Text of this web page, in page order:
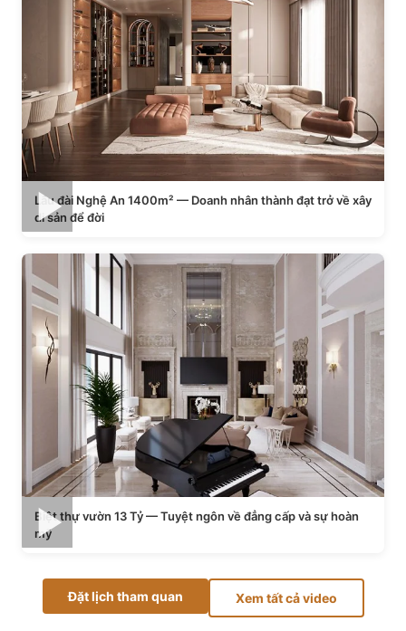
Lâu đài Nghệ An 1400m² — Doanh nhân thành đạt trở về xây
di sản để đời
Biệt thự vườn 13 Tỷ — Tuyệt ngôn về đẳng cấp và sự hoàn
mỹ
Đặt lịch tham quan Xem tất cả video